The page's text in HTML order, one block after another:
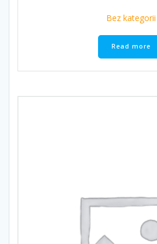
Bez kategorii
Read more